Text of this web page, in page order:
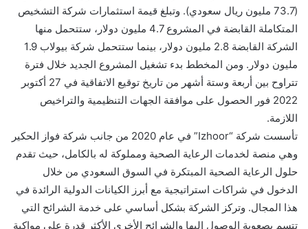
(73.7 مليون ريال سعودي). وتبلغ قيمة استثمارات شركة التشخيص
المتكاملة القابضة في المشروع 4.7 مليون دولار، ستتحمل منها
الشركة القابضة 2.8 مليون دولار، بينما ستتحمل شركة بيولاب 1.9
مليون دولار. ومن المخطط بدء تشغيل المشروع الجديد خلال فترة
تتراوح بين أربعة وستة أشهر من تاريخ توقيع الاتفاقية في 27 أكتوبر
2022 فور الحصول على موافقة الجهات التنظيمية والتراخيص
اللازمة.
تأسست شركة “Izhoor” في عام 2020 من جانب شركة فواز الحكير
وهي منصة لخدمات الرعاية الصحية ومملوكة له بالكامل، حيث تقدم
حلول الرعاية الصحية المبتكرة في السوق السعودي من خلال
الدخول في شراكات استراتيجية مع أبرز الكيانات الدولية الرائدة في
هذا المجال. وتركز الشركة بشكل أساسي على خدمة الشرائح التي
تتسم بصعوبة الوصول إليها والشرائح الأخرى الأكثر قدرة على مواكبة